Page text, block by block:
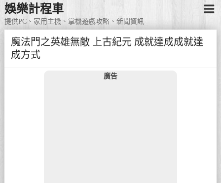
娛樂計程車
提供PC、家用主機、掌機遊戲攻略、新聞資訊
魔法門之英雄無敵 上古紀元 成就達成成就達
成方式
廣告